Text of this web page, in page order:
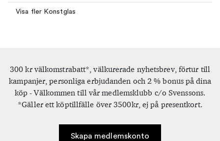
Visa fler Konstglas
300 kr välkomstrabatt*, välkurerade nyhetsbrev, förtur till
kampanjer, personliga erbjudanden och 2 % bonus på dina
köp - Välkommen till vår medlemsklubb c/o Svenssons.
*Gäller ett köptillfälle över 3500kr, ej på presentkort.
Skapa medlemskonto